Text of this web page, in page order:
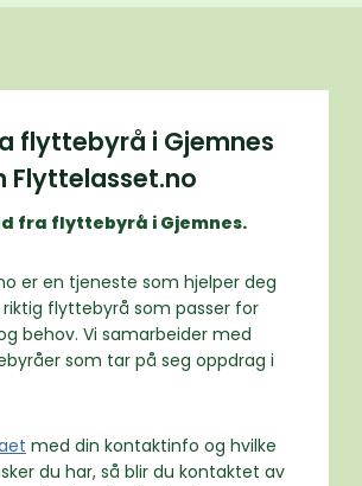
flyttebyrå i Gjemnes
Flyttelasset.no
fra flyttebyrå i Gjemnes.
er en tjeneste som hjelper deg
flyttebyrå som passer for
behov. Vi samarbeider med
som tar på seg oppdrag i
med din kontaktinfo og hvilke
du har, så blir du kontaktet av